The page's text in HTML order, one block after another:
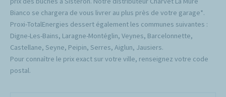
Bianco se chargera de vous livrer au plus près de votre garage*.
Proxi-TotalEnergies dessert également les communes suivantes :
Digne-Les-Bains, Laragne-Montéglin, Veynes, Barcelonnette,
Castellane, Seyne, Peipin, Serres, Aiglun, Jausiers.
Pour connaître le prix exact sur votre ville, renseignez votre code
postal.